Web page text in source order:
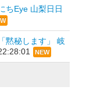
ちEye 山梨日日
黙秘します」 岐
NEW